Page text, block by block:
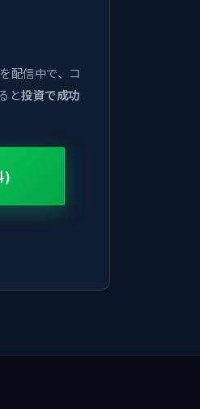
配信中で、コ
と投資で成功
)